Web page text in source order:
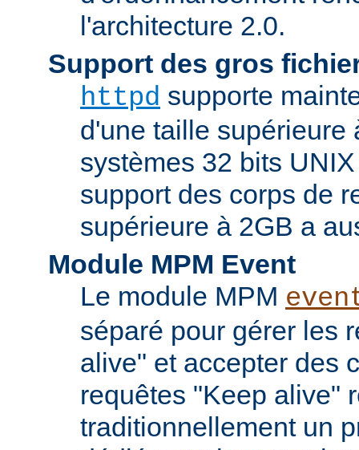
l'architecture 2.0.
Support des gros
httpd supporte
d'une taille supérieure
systèmes 32 bits
support des corps de
supérieure à 2GB a
Module MPM Event
Le module MPM
séparé pour gérer les
alive" et accepter des
requêtes "Keep alive"
traditionnellement un